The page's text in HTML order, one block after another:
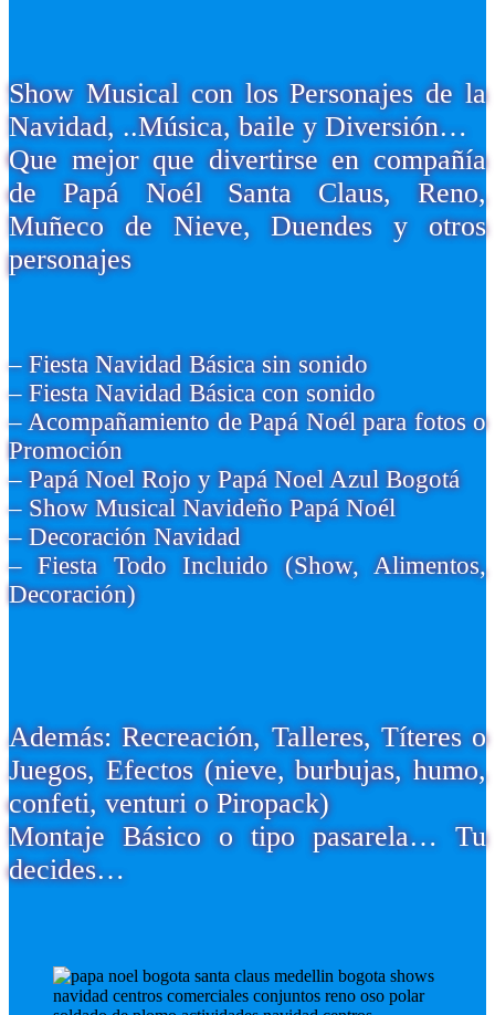
Show Musical con los Personajes de la
Navidad, ..Música, baile y Diversión…
Que mejor que divertirse en compañía
de Papá Noél Santa Claus, Reno,
Muñeco de Nieve, Duendes y otros
personajes
– Fiesta Navidad Básica sin sonido
– Fiesta Navidad Básica con sonido
– Acompañamiento de Papá Noél para fotos o
Promoción
– Papá Noel Rojo y Papá Noel Azul Bogotá
– Show Musical Navideño Papá Noél
– Decoración Navidad
– Fiesta Todo Incluido (Show, Alimentos,
Decoración)
Además: Recreación, Talleres, Títeres o
Juegos, Efectos (nieve, burbujas, humo,
confeti, venturi o Piropack)
Montaje Básico o tipo pasarela… Tu
decides…